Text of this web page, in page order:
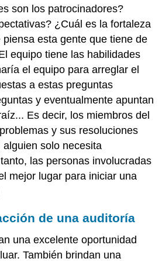
son los patrocinadores?
¿Cuál es la fortaleza
esta gente que tiene de
equipo tiene las habilidades
el equipo para arreglar el
a estas preguntas
y eventualmente apuntan
Es decir, los miembros del
y sus resoluciones
solo necesita
las personas involucradas
mejor lugar para iniciar una
de una auditoría
una excelente oportunidad
También brindan una